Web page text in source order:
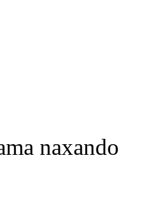
naxando